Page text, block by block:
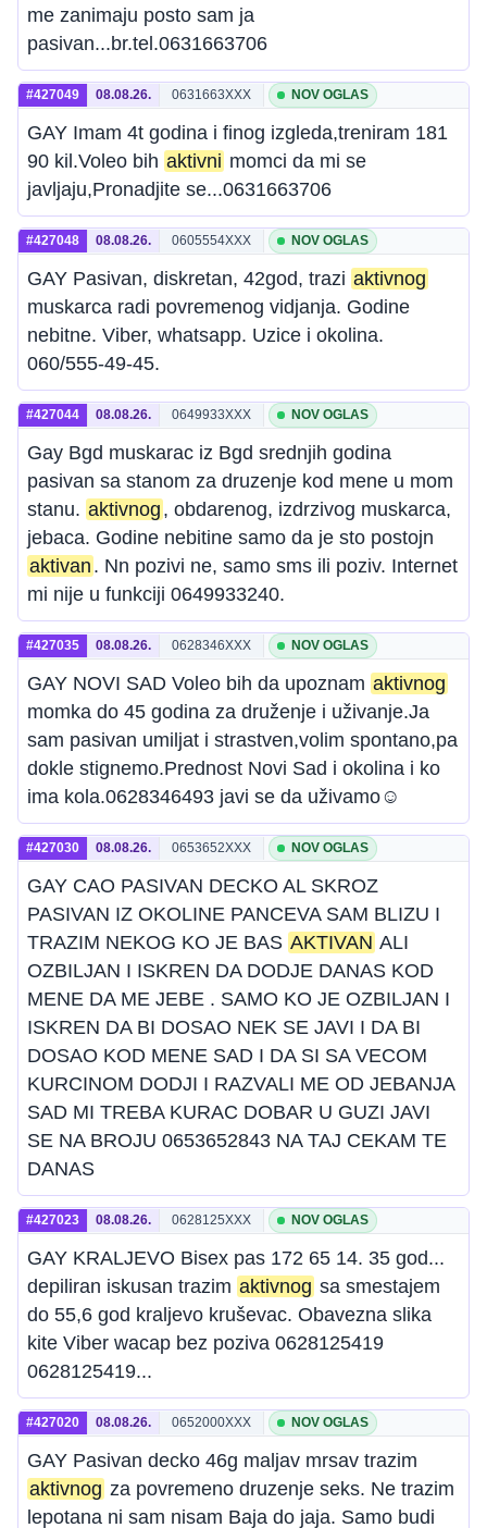
me zanimaju posto sam ja
pasivan...br.tel.0631663706
#427049 08.08.26. 0631663XXX NOV OGLAS
GAY Imam 4t godina i finog izgleda,treniram 181
90 kil.Voleo bih aktivni momci da mi se
javljaju,Pronadjite se...0631663706
#427048 08.08.26. 0605554XXX NOV OGLAS
GAY Pasivan, diskretan, 42god, trazi aktivnog
muskarca radi povremenog vidjanja. Godine
nebitne. Viber, whatsapp. Uzice i okolina.
060/555-49-45.
#427044 08.08.26. 0649933XXX NOV OGLAS
Gay Bgd muskarac iz Bgd srednjih godina
pasivan sa stanom za druzenje kod mene u mom
stanu. aktivnog , obdarenog, izdrzivog muskarca,
jebaca. Godine nebitine samo da je sto postojn
aktivan . Nn pozivi ne, samo sms ili poziv. Internet
mi nije u funkciji 0649933240.
#427035 08.08.26. 0628346XXX NOV OGLAS
GAY NOVI SAD Voleo bih da upoznam aktivnog
momka do 45 godina za druženje i uživanje.Ja
sam pasivan umiljat i strastven,volim spontano,pa
dokle stignemo.Prednost Novi Sad i okolina i ko
ima kola.0628346493 javi se da uživamo☺️
#427030 08.08.26. 0653652XXX NOV OGLAS
GAY CAO PASIVAN DECKO AL SKROZ
PASIVAN IZ OKOLINE PANCEVA SAM BLIZU I
TRAZIM NEKOG KO JE BAS AKTIVAN ALI
OZBILJAN I ISKREN DA DODJE DANAS KOD
MENE DA ME JEBE . SAMO KO JE OZBILJAN I
ISKREN DA BI DOSAO NEK SE JAVI I DA BI
DOSAO KOD MENE SAD I DA SI SA VECOM
KURCINOM DODJI I RAZVALI ME OD JEBANJA
SAD MI TREBA KURAC DOBAR U GUZI JAVI
SE NA BROJU 0653652843 NA TAJ CEKAM TE
DANAS
#427023 08.08.26. 0628125XXX NOV OGLAS
GAY KRALJEVO Bisex pas 172 65 14. 35 god...
depiliran iskusan trazim aktivnog sa smestajem
do 55,6 god kraljevo kruševac. Obavezna slika
kite Viber wacap bez poziva 0628125419
0628125419...
#427020 08.08.26. 0652000XXX NOV OGLAS
GAY Pasivan decko 46g maljav mrsav trazim
aktivnog za povremeno druzenje seks. Ne trazim
lepotana ni sam nisam Baja do jaja. Samo budi